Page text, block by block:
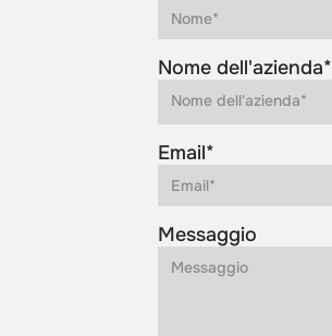
Nome dell'azienda*
Email*
Messaggio